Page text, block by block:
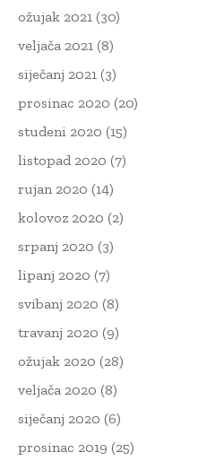
ožujak 2021 (30)
veljača 2021 (8)
siječanj 2021 (3)
prosinac 2020 (20)
studeni 2020 (15)
listopad 2020 (7)
rujan 2020 (14)
kolovoz 2020 (2)
srpanj 2020 (3)
lipanj 2020 (7)
svibanj 2020 (8)
travanj 2020 (9)
ožujak 2020 (28)
veljača 2020 (8)
siječanj 2020 (6)
prosinac 2019 (25)